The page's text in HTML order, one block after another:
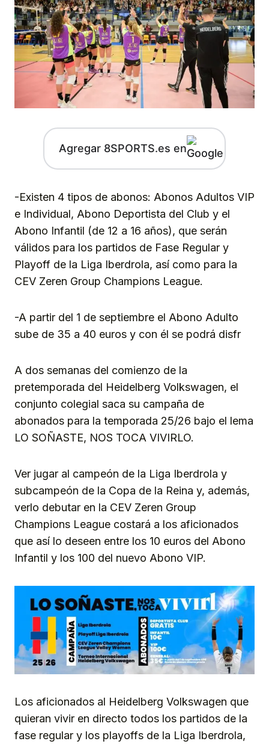
Agregar 8SPORTS.es en
-Existen 4 tipos de abonos: Abonos Adultos VIP
e Individual, Abono Deportista del Club y el
Abono Infantil (de 12 a 16 años), que serán
válidos para los partidos de Fase Regular y
Playoff de la Liga Iberdrola, así como para la
CEV Zeren Group Champions League.
-A partir del 1 de septiembre el Abono Adulto
sube de 35 a 40 euros y con él se podrá disfr
A dos semanas del comienzo de la
pretemporada del Heidelberg Volkswagen, el
conjunto colegial saca su campaña de
abonados para la temporada 25/26 bajo el lema
LO SOÑASTE, NOS TOCA VIVIRLO.
Ver jugar al campeón de la Liga Iberdrola y
subcampeón de la Copa de la Reina y, además,
verlo debutar en la CEV Zeren Group
Champions League costará a los aficionados
que así lo deseen entre los 10 euros del Abono
Infantil y los 100 del nuevo Abono VIP.
Los aficionados al Heidelberg Volkswagen que
quieran vivir en directo todos los partidos de la
fase regular y los playoffs de la Liga Iberdrola,